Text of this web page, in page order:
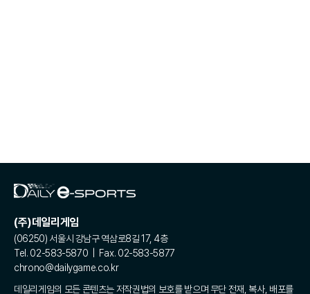
(주)데일리게임
(06250) 서울시 강남구 역삼로8길 17, 4층
Tel. 02-583-5870 | Fax. 02-583-5877
chrono@dailygame.co.kr
데일리게임의 모든 콘텐츠는 저작권법의 보호를 받으며 무단 전재, 복사, 배포를